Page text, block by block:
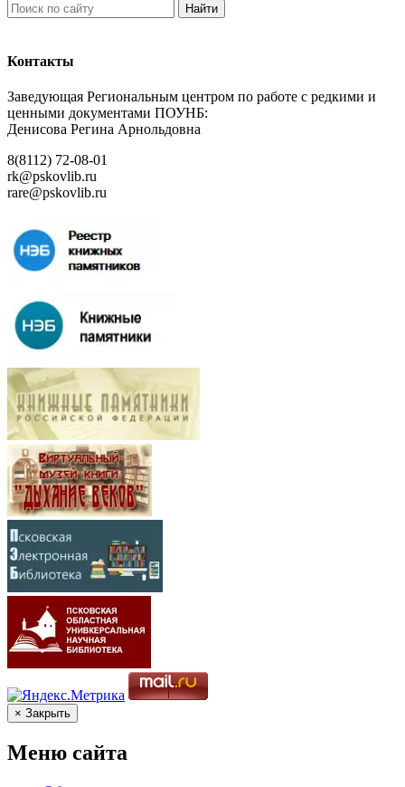
Найти
Контакты
Заведующая Региональным центром по работе с редкими и
ценными документами ПОУНБ:
Денисова Регина Арнольдовна
8(8112) 72-08-01
rk@pskovlib.ru
rare@pskovlib.ru
× Закрыть
Меню сайта